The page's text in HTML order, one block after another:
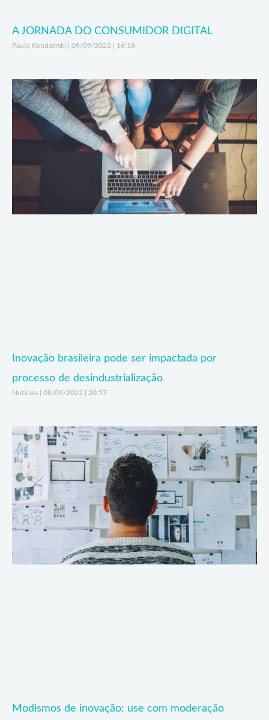
A JORNADA DO CONSUMIDOR DIGITAL
Paulo Kendzerski 09/09/2022 16:18
Inovação brasileira pode ser impactada por
processo de desindustrialização
Noticias 08/09/2022 20:57
Modismos de inovação: use com moderação